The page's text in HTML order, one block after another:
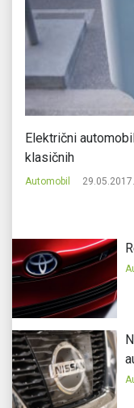
Električni
klasičnih
Automobil 29.05.2017.